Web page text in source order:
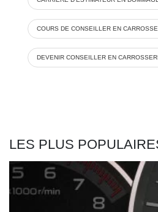
COURS DE CONSEILLER EN
DEVENIR CONSEILLER EN
LES PLUS